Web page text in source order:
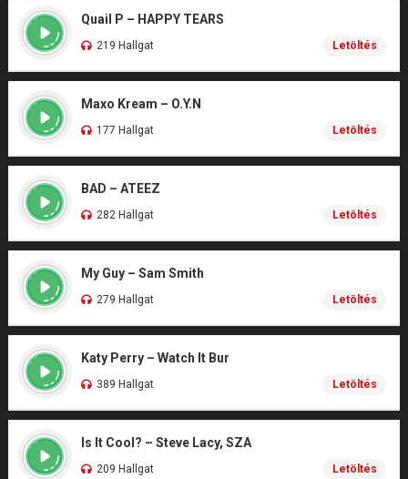
Quail P – HAPPY TEARS
219 Hallgat Letöltés
Maxo Kream – O.Y.N
177 Hallgat Letöltés
BAD – ATEEZ
282 Hallgat Letöltés
My Guy – Sam Smith
279 Hallgat Letöltés
Katy Perry – Watch It Bur
389 Hallgat Letöltés
Is It Cool? – Steve Lacy, SZA
209 Hallgat Letöltés